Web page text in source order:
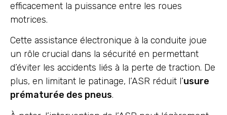
efficacement la puissance entre les roues
motrices.
Cette assistance électronique à la conduite joue
un rôle crucial dans la sécurité en permettant
d’éviter les accidents liés à la perte de traction. De
plus, en limitant le patinage, l’ASR réduit l’usure
prématurée des pneus.